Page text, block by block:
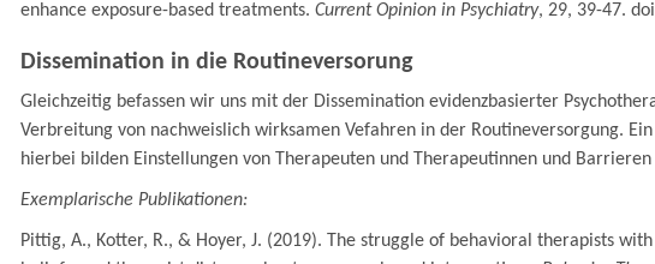
enhance exposure-based treatments. Current Opinion in Psychiatry, 29, 39-47.
Dissemination in die Routineversorung
Gleichzeitig befassen wir uns mit der Dissemination evidenzbasierter
Verbreitung von nachweislich wirksamen Vefahren in der Routineversorgung.
hierbei bilden Einstellungen von Therapeuten und Therapeutinnen und Barrieren
Exemplarische Publikationen:
Pittig, A., Kotter, R., & Hoyer, J. (2019). The struggle of behavioral therapists